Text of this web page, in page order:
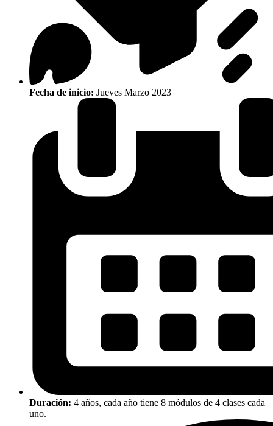
Fecha de inicio: Jueves Marzo 2023
Duración: 4 años, cada año tiene 8 módulos de 4 clases cada
uno.